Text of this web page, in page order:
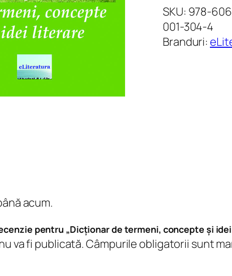
n
t
i
r
d
SKU: 978-
001-304-4
Branduri:
acum.
pentru „Dicționar de termeni, concepte și
va fi publicată.Câmpurile obligatorii sunt